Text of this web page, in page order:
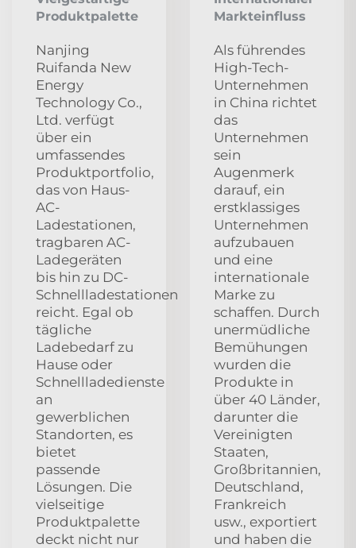
Produktpalette
Nanjing
Ruifanda New
Energy
Technology Co.,
Ltd. verfügt
über ein
umfassendes
Produktportfolio,
das von Haus-
AC-
Ladestationen,
tragbaren AC-
Ladegeräten
bis hin zu DC-
Schnellladestationen
reicht. Egal ob
tägliche
Ladebedarf zu
Hause oder
Schnellladedienste
an
gewerblichen
Standorten, es
bietet
passende
Lösungen. Die
vielseitige
Produktpalette
deckt nicht nur
Markteinfluss
Als führendes
High-Tech-
Unternehmen
in China richtet
das
Unternehmen
sein
Augenmerk
darauf, ein
erstklassiges
Unternehmen
aufzubauen
und eine
internationale
Marke zu
schaffen. Durch
unermüdliche
Bemühungen
wurden die
Produkte in
über 40 Länder,
darunter die
Vereinigten
Staaten,
Großbritannien,
Deutschland,
Frankreich
usw., exportiert
und haben die